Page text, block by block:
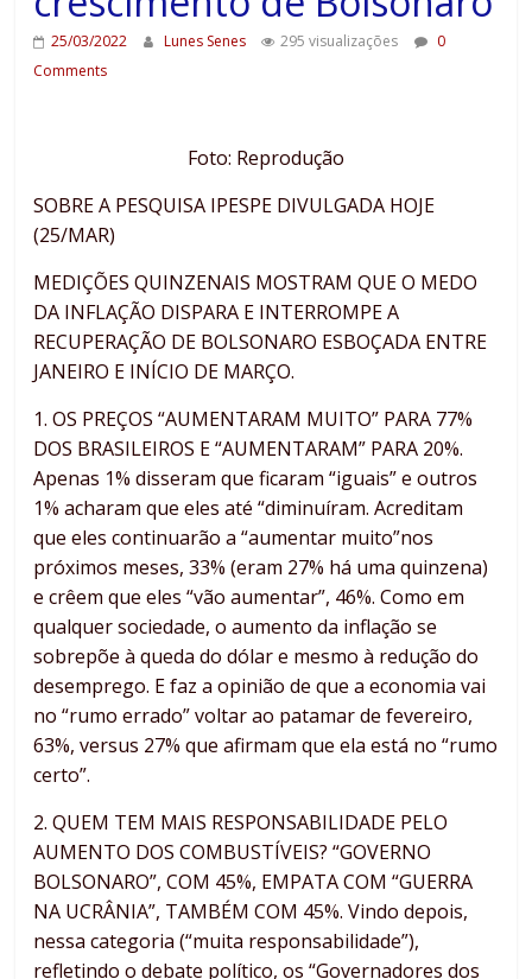
25/03/2022 Lunes Senes 295 visualizações
0
Comments
Foto: Reprodução
SOBRE A PESQUISA IPESPE DIVULGADA HOJE
(25/MAR)
MEDIÇÕES QUINZENAIS MOSTRAM QUE O MEDO
DA INFLAÇÃO DISPARA E INTERROMPE A
RECUPERAÇÃO DE BOLSONARO ESBOÇADA ENTRE
JANEIRO E INÍCIO DE MARÇO.
1. OS PREÇOS “AUMENTARAM MUITO” PARA 77%
DOS BRASILEIROS E “AUMENTARAM” PARA 20%.
Apenas 1% disseram que ficaram “iguais” e outros
1% acharam que eles até “diminuíram. Acreditam
que eles continuarão a “aumentar muito”nos
próximos meses, 33% (eram 27% há uma quinzena)
e crêem que eles “vão aumentar”, 46%. Como em
qualquer sociedade, o aumento da inflação se
sobrepõe à queda do dólar e mesmo à redução do
desemprego. E faz a opinião de que a economia vai
no “rumo errado” voltar ao patamar de fevereiro,
63%, versus 27% que afirmam que ela está no “rumo
certo”.
2. QUEM TEM MAIS RESPONSABILIDADE PELO
AUMENTO DOS COMBUSTÍVEIS? “GOVERNO
BOLSONARO”, COM 45%, EMPATA COM “GUERRA
NA UCRÂNIA”, TAMBÉM COM 45%. Vindo depois,
nessa categoria (“muita responsabilidade”),
refletindo o debate político, os “Governadores dos